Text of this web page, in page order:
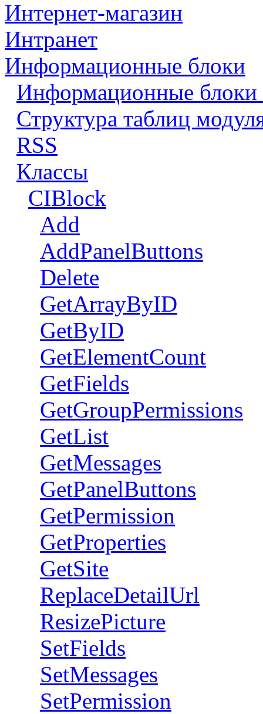
Интернет-магазин
Интранет
Информационные блоки
Информационные блоки
Структура таблиц
RSS
Классы
CIBlock
Add
AddPanelButtons
Delete
GetArrayByID
GetByID
GetElementCount
GetFields
GetGroupPermissions
GetList
GetMessages
GetPanelButtons
GetPermission
GetProperties
GetSite
ReplaceDetailUrl
ResizePicture
SetFields
SetMessages
SetPermission